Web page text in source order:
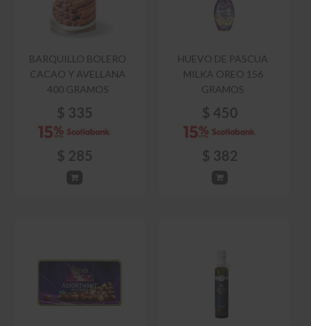
BARQUILLO BOLERO
CACAO Y AVELLANA
400 GRAMOS
$ 335
$ 285
HUEVO DE PASCUA
MILKA OREO 156
GRAMOS
$ 450
$ 382